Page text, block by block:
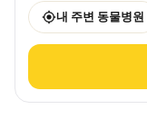
내 주변 동물병원